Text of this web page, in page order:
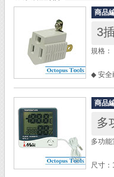
商品
3
規格
◆ 安全
裡都方
◆ 標準
◆ 電腦
◆ 3插
座密
商品
多
多功
尺寸